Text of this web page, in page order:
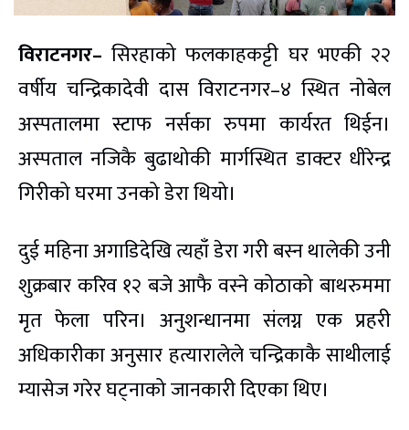
विराटनगर– सिरहाको फलकाहकट्टी घर भएकी २२
वर्षीय चन्द्रिकादेवी दास विराटनगर–४ स्थित नोबेल
अस्पतालमा स्टाफ नर्सका रुपमा कार्यरत थिईन।
अस्पताल नजिकै बुढाथोकी मार्गस्थित डाक्टर धीरेन्द्र
गिरीको घरमा उनको डेरा थियो।
दुई महिना अगाडिदेखि त्यहाँ डेरा गरी बस्न थालेकी उनी
शुक्रबार करिव १२ बजे आफै वस्ने कोठाको बाथरुममा
मृत फेला परिन। अनुशन्धानमा संलग्न एक प्रहरी
अधिकारीका अनुसार हत्यारालेले चन्द्रिकाकै साथीलाई
म्यासेज गरेर घट्नाको जानकारी दिएका थिए।